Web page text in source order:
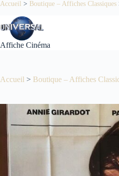
Passer
contenu
Accueil > Boutique – Affiches Classiques
Affiche Cinéma
Accueil > Boutique – Affiches